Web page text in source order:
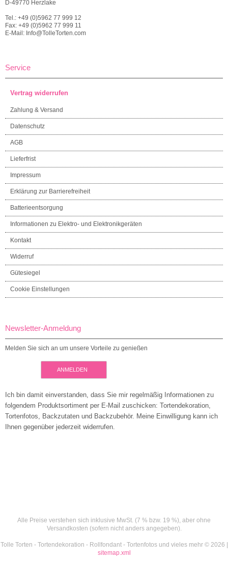
D-49770 Herzlake
Tel.: +49 (0)5962 77 999 12
Fax: +49 (0)5962 77 999 11
E-Mail: Info@TolleTorten.com
Service
Vertrag widerrufen
Zahlung & Versand
Datenschutz
AGB
Lieferfrist
Impressum
Erklärung zur Barrierefreiheit
Batterieentsorgung
Informationen zu Elektro- und Elektronikgeräten
Kontakt
Widerruf
Gütesiegel
Cookie Einstellungen
Newsletter-Anmeldung
Melden Sie sich an um unsere Vorteile zu genießen
ANMELDEN
Ich bin damit einverstanden, dass Sie mir regelmäßig Informationen zu
folgendem Produktsortiment per E-Mail zuschicken: Tortendekoration,
Tortenfotos, Backzutaten und Backzubehör. Meine Einwilligung kann ich
Ihnen gegenüber jederzeit widerrufen.
Alle Preise verstehen sich inklusive MwSt. (7 % bzw. 19 %), aber ohne
Versandkosten (sofern nicht anders angegeben).
Tolle Torten - Tortendekoration - Rollfondant - Tortenfotos und vieles mehr © 2026 |
sitemap.xml